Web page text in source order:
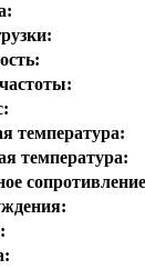
температура:
температура: